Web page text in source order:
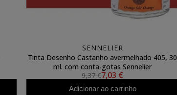
SENNELIER
Tinta Desenho Castanho avermelhado 405, 30
ml. com conta-gotas Sennelier
9,37 €7,03 €
Adicionar ao carrinho